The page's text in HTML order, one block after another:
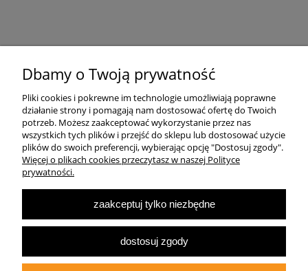
Pomoc
Dostawa
Moje konto
Największa Księgarnia Internetowa Po Prawej Stronie, ulubiona księgarnia
Multibook.pl- Wszelkie prawa zastrzeżone.
Księgarnia prawicowa, prawicowe książki, katolicyzm, tradycjonalizm, patriotyzm,
Dbamy o Twoją prywatność
Pliki cookies i pokrewne im technologie umożliwiają poprawne
działanie strony i pomagają nam dostosować ofertę do Twoich
potrzeb. Możesz zaakceptować wykorzystanie przez nas
wszystkich tych plików i przejść do sklepu lub dostosować użycie
plików do swoich preferencji, wybierając opcję "Dostosuj zgody".
Więcej o plikach cookies przeczytasz w naszej Polityce
prywatności.
zaakceptuj tylko niezbędne
dostosuj zgody